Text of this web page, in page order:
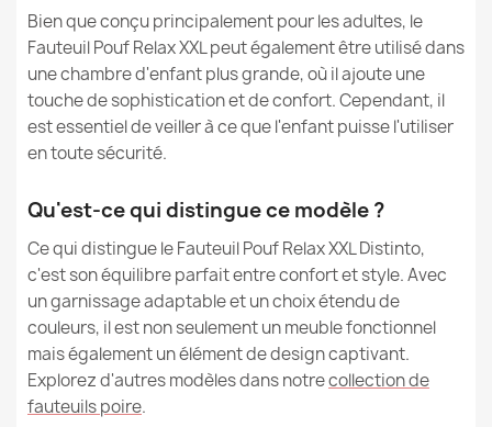
Bien que conçu principalement pour les adultes, le
Fauteuil Pouf Relax XXL peut également être utilisé dans
une chambre d'enfant plus grande, où il ajoute une
touche de sophistication et de confort. Cependant, il
est essentiel de veiller à ce que l'enfant puisse l'utiliser
en toute sécurité.
Qu'est-ce qui distingue ce modèle ?
Ce qui distingue le Fauteuil Pouf Relax XXL Distinto,
c'est son équilibre parfait entre confort et style. Avec
un garnissage adaptable et un choix étendu de
couleurs, il est non seulement un meuble fonctionnel
mais également un élément de design captivant.
Explorez d'autres modèles dans notrecollection de
fauteuils poire.